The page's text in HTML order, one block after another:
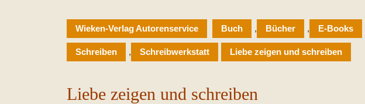
Wieken-Verlag Autorenservice Buch , Bücher , E-Books
Schreiben , Schreibwerkstatt Liebe zeigen und schreiben
Liebe zeigen und schreiben